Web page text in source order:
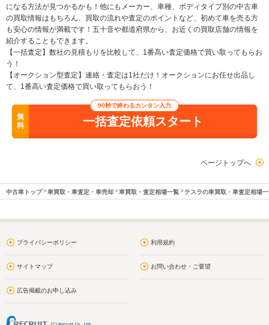
になる方法が見つかるかも！他にもメーカー、車種、ボディタイプ別の中古車
の買取情報はもちろん、買取の流れや査定のポイントなど、初めて車を売る方
も安心の情報が満載です！五十音や都道府県から、お近くの買取店舗の情報を
紹介することもできます。
【一括査定】数社の見積もりを比較して、1番高い査定価格で買い取ってもらお
う！
【オークション型査定】連絡・査定は1社だけ！オークションにお任せ出品し
て、1番高い査定価格で買い取ってもらおう！
無
料
90秒で終わるカンタン入力
一括査定依頼スタート
ページトップへ
中古車トップ 車買取・車査定・車売却 車買取・査定相場一覧 テスラの車買取・車査定相場
プライバシーポリシー 利用規約
サイトマップ お問い合わせ・ご要望
広告掲載のお申し込み